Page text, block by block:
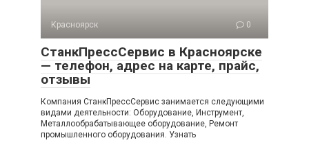
Красноярск 0
СтанкПрессСервис в Красноярске
— телефон, адрес на карте, прайс,
отзывы
Компания СтанкПрессСервис занимается следующими
видами деятельности: Оборудование, Инструмент,
Металлообрабатывающее оборудование, Ремонт
промышленного оборудования. Узнать